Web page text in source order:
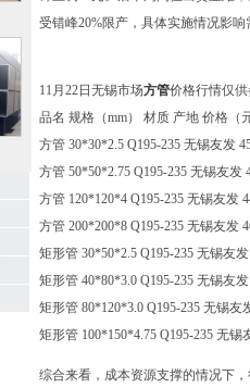
受错峰20%限产，具体实施情况影
11月22日无锡市场方管价格行情仅
品名 规格（mm） 材质 产地 价格（
方管 30*30*2.5 Q195-235 无锡友发
方管 50*50*2.75 Q195-235 无锡友发
方管 120*120*4 Q195-235 无锡友发
方管 200*200*8 Q195-235 无锡友发
矩形管 30*50*2.5 Q195-235 无锡友
矩形管 40*80*3.0 Q195-235 无锡友
矩形管 80*120*3.0 Q195-235 无锡友
矩形管 100*150*4.75 Q195-235 无锡
综合来看，成本资源支撑的情况下